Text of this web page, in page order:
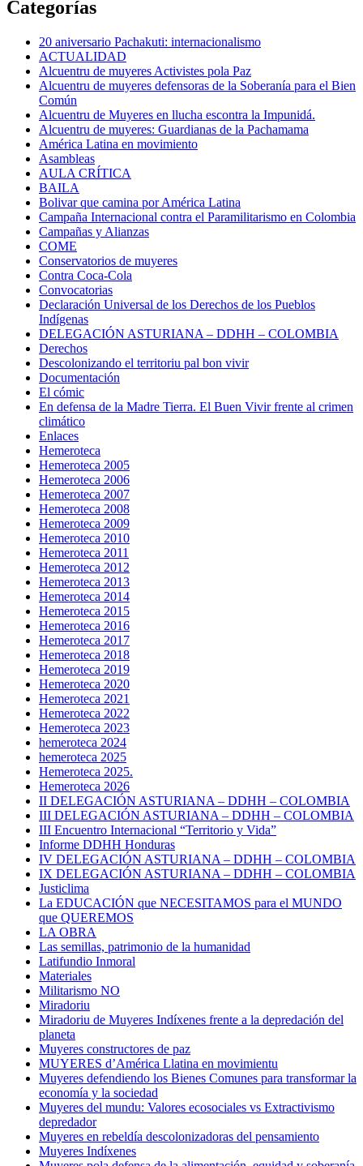
Categorías
20 aniversario Pachakuti: internacionalismo
ACTUALIDAD
Alcuentru de muyeres Activistes pola Paz
Alcuentru de muyeres defensoras de la Soberanía para el Bien
Común
Alcuentru de Muyeres en llucha escontra la Impunidá.
Alcuentru de muyeres: Guardianas de la Pachamama
América Latina en movimiento
Asambleas
AULA CRÍTICA
BAILA
Bolivar que camina por América Latina
Campaña Internacional contra el Paramilitarismo en Colombia
Campañas y Alianzas
COME
Conservatorios de muyeres
Contra Coca-Cola
Convocatorias
Declaración Universal de los Derechos de los Pueblos
Indígenas
DELEGACIÓN ASTURIANA – DDHH – COLOMBIA
Derechos
Descolonizando el territoriu pal bon vivir
Documentación
El cómic
En defensa de la Madre Tierra. El Buen Vivir frente al crimen
climático
Enlaces
Hemeroteca
Hemeroteca 2005
Hemeroteca 2006
Hemeroteca 2007
Hemeroteca 2008
Hemeroteca 2009
Hemeroteca 2010
Hemeroteca 2011
Hemeroteca 2012
Hemeroteca 2013
Hemeroteca 2014
Hemeroteca 2015
Hemeroteca 2016
Hemeroteca 2017
Hemeroteca 2018
Hemeroteca 2019
Hemeroteca 2020
Hemeroteca 2021
Hemeroteca 2022
Hemeroteca 2023
hemeroteca 2024
hemeroteca 2025
Hemeroteca 2025.
Hemeroteca 2026
II DELEGACIÓN ASTURIANA – DDHH – COLOMBIA
III DELEGACIÓN ASTURIANA – DDHH – COLOMBIA
III Encuentro Internacional “Territorio y Vida”
Informe DDHH Honduras
IV DELEGACIÓN ASTURIANA – DDHH – COLOMBIA
IX DELEGACIÓN ASTURIANA – DDHH – COLOMBIA
Justiclima
La EDUCACIÓN que NECESITAMOS para el MUNDO
que QUEREMOS
LA OBRA
Las semillas, patrimonio de la humanidad
Latifundio Inmoral
Materiales
Militarismo NO
Miradoriu
Miradoriu de Muyeres Indíxenes frente a la depredación del
planeta
Muyeres constructores de paz
MUYERES d’América Llatina en movimientu
Muyeres defendiendo los Bienes Comunes para transformar la
economía y la sociedad
Muyeres del mundu: Valores ecosociales vs Extractivismo
depredador
Muyeres en rebeldía descolonizadoras del pensamiento
Muyeres Indíxenes